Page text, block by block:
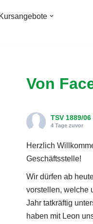
Kursangebote
Von
TSV 1889/
4 Tage zuvor
Herzlich
Geschäftsstelle!
Wir dürfen ab
vorstellen, welche
Jahr tatkräftig
haben mit Leon